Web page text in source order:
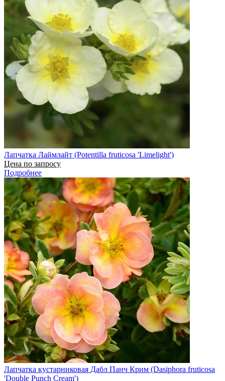
Лапчатка Лаймлайт (Potentilla fruticosa 'Limelight')
Цена по запросу
Подробнее
Лапчатка кустарниковая Дабл Панч Крим (Dasiphora fruticosa
'Double Punch Cream')